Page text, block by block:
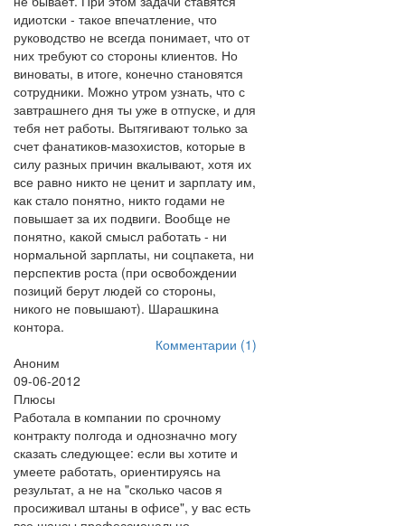
идиотски - такое впечатление, что
руководство не всегда понимает, что от
них требуют со стороны клиентов. Но
виноваты, в итоге, конечно становятся
сотрудники. Можно утром узнать, что с
завтрашнего дня ты уже в отпуске, и для
тебя нет работы. Вытягивают только за
счет фанатиков-мазохистов, которые в
силу разных причин вкалывают, хотя их
все равно никто не ценит и зарплату им,
как стало понятно, никто годами не
повышает за их подвиги. Вообще не
понятно, какой смысл работать - ни
нормальной зарплаты, ни соцпакета, ни
перспектив роста (при освобождении
позиций берут людей со стороны,
никого не повышают). Шарашкина
контора.
Комментарии (1)
Аноним
09-06-2012
Плюсы
Работала в компании по срочному
контракту полгода и однозначно могу
сказать следующее: если вы хотите и
умеете работать, ориентируясь на
результат, а не на "сколько часов я
просиживал штаны в офисе", у вас есть